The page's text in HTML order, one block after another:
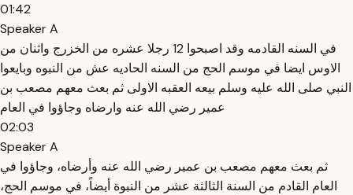
01:42
Speaker A
في السنه القادمه وقد اصبحوا 12 رجلا عشره من الخزرج واثنان من
الاوس ايضا في موسم الحج من السنه الحاديه عش من النبوه وبايعوا
النبي صلى الله عليه وسلم بيعه العقبه الاولى ثم بعث معهم مصعب بن
عمير رضي الله عنه وارضاه وجاؤوا في العام
02:03
Speaker A
ثم بعث معهم مصعب بن عمير رضي الله عنه وأرضاه، وجاؤوا في
العام القادم من السنة الثالثة عشر من النبوة أيضاً، في موسم الحج،